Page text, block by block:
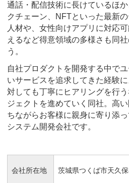
通話・配信技術に長けているほ
クチェーン、NFTといった最新
人材や、女性向けアプリに対応
えるなど得意領域の多様さも同
う。
自社プロダクトを開発する中で
いサービスを追求してきた経験
対しても丁寧にヒアリングを行
ジェクトを進めていく同社。高
ちながらお客様に親身に寄り添
システム開発会社です。
会社所在地 茨城県つくば市天久